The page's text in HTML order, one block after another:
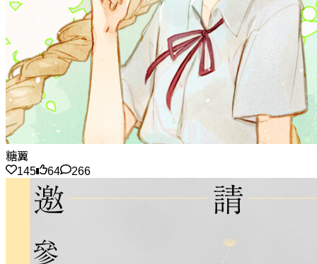
糖翼
145
64 266